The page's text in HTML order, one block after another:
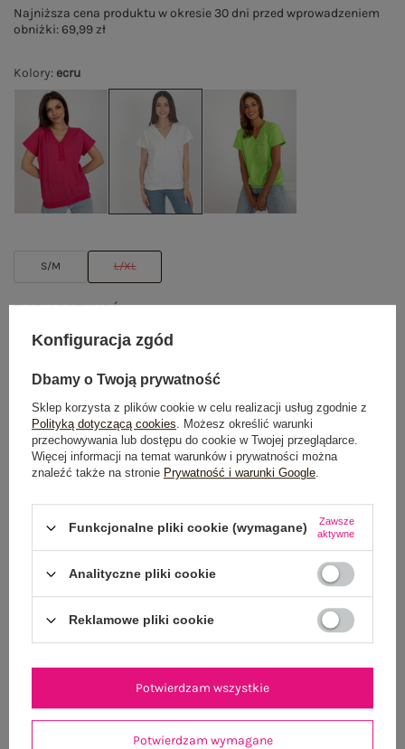
Kolory: ecru
S/M L/XL
TABELA ROZMIARÓW
Najniższa cena produktu w okresie 30 dni przed wprowadzeniem
obniżki:69,99 zł
Dostawaod 7,99 zł
Do darmowej dostawy brakuje 200,00 zł
100 dni na zwrot
Konfiguracja zgód
Dbamy o Twoją prywatność
Sklep korzysta z plików cookie w celu realizacji usług zgodnie z
Polityką dotyczącą cookies. Możesz określić warunki
przechowywania lub dostępu do cookie w Twojej przeglądarce.
Więcej informacji na temat warunków i prywatności można
znaleźć także na stronie Prywatność i warunki Google.
Funkcjonalne pliki cookie (wymagane)
Zawsze
aktywne
Analityczne pliki cookie
Reklamowe pliki cookie
Potwierdzam wymagane
Potwierdzam wszystkie